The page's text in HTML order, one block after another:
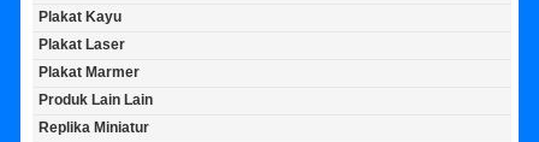
Plakat Kayu
Plakat Laser
Plakat Marmer
Produk Lain Lain
Replika Miniatur